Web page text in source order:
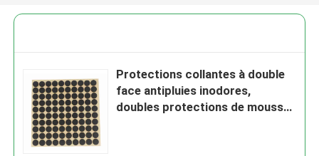
Protections collantes à double
face antipluies inodores,
doubles protections de mousse